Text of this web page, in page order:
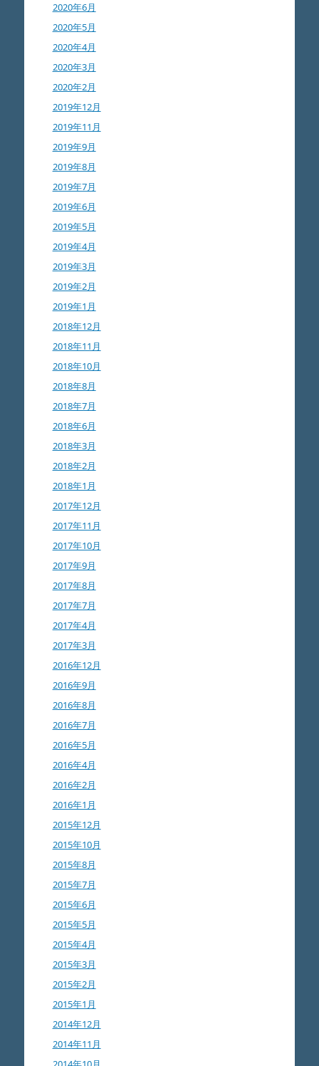
2020年6月
2020年5月
2020年4月
2020年3月
2020年2月
2019年12月
2019年11月
2019年9月
2019年8月
2019年7月
2019年6月
2019年5月
2019年4月
2019年3月
2019年2月
2019年1月
2018年12月
2018年11月
2018年10月
2018年8月
2018年7月
2018年6月
2018年3月
2018年2月
2018年1月
2017年12月
2017年11月
2017年10月
2017年9月
2017年8月
2017年7月
2017年4月
2017年3月
2016年12月
2016年9月
2016年8月
2016年7月
2016年5月
2016年4月
2016年2月
2016年1月
2015年12月
2015年10月
2015年8月
2015年7月
2015年6月
2015年5月
2015年4月
2015年3月
2015年2月
2015年1月
2014年12月
2014年11月